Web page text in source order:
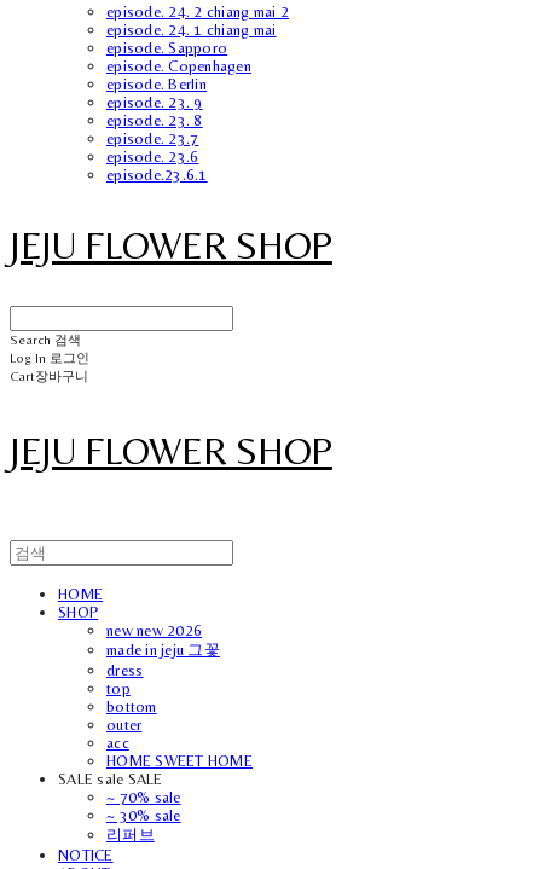
episode. 24. 2 chiang mai 2
episode. 24. 1 chiang mai
episode. Sapporo
episode. Copenhagen
episode. Berlin
episode. 23. 9
episode. 23. 8
episode. 23.7
episode. 23.6
episode.23.6.1
JEJU FLOWER SHOP
Search 검색
Log In 로그인
Cart장바구니
JEJU FLOWER SHOP
HOME
SHOP
new new 2026
made in jeju 그꽃
dress
top
bottom
outer
acc
HOME SWEET HOME
SALE sale SALE
~ 70% sale
~ 30% sale
리퍼브
NOTICE